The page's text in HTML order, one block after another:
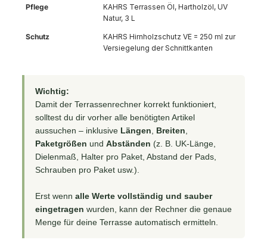
Pflege
KAHRS Terrassen Öl, Hartholzöl, UV
Natur, 3 L
Schutz
KAHRS Hirnholzschutz VE = 250 ml zur
Versiegelung der Schnittkanten
Wichtig:
Damit der Terrassenrechner korrekt funktioniert,
solltest du dir vorher alle benötigten Artikel
aussuchen – inklusive Längen Breiten
Paketgrößen und Abständen (z. B. UK-Länge,
Dielenmaß, Halter pro Paket, Abstand der Pads,
Schrauben pro Paket usw.).
Erst wenn alle Werte vollständig und sauber
eingetragen wurden, kann der Rechner die genaue
Menge für deine Terrasse automatisch ermitteln.